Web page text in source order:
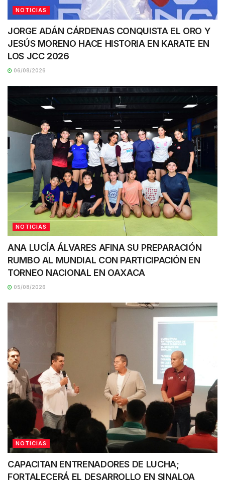
NOTICIAS
JORGE ADÁN CÁRDENAS CONQUISTA EL ORO Y
JESÚS MORENO HACE HISTORIA EN KARATE EN
LOS JCC 2026
06/08/2026
NOTICIAS
ANA LUCÍA ÁLVARES AFINA SU PREPARACIÓN
RUMBO AL MUNDIAL CON PARTICIPACIÓN EN
TORNEO NACIONAL EN OAXACA
05/08/2026
NOTICIAS
CAPACITAN ENTRENADORES DE LUCHA;
FORTALECERÁ EL DESARROLLO EN SINALOA